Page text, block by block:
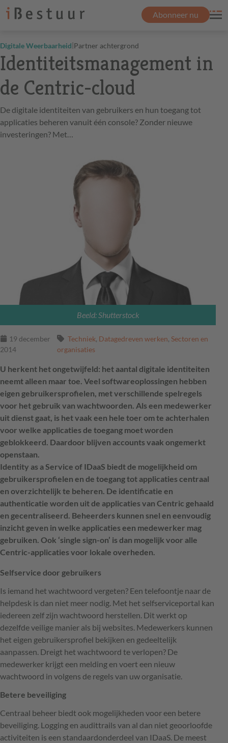
Abonneer nu
Digitale Weerbaarheid|Partner achtergrond
Identiteitsmanagement in
de Centric-cloud
De digitale identiteiten van gebruikers en hun toegang tot
applicaties beheren vanuit één console? Zonder nieuwe
investeringen? Met…
Beeld: Shutterstock
19 december
2014
Techniek, Datagedreven werken, Sectoren en
organisaties
U herkent het ongetwijfeld: het aantal digitale identiteiten
neemt alleen maar toe. Veel softwareoplossingen hebben
eigen gebruikersprofielen, met verschillende spelregels
voor het gebruik van wachtwoorden. Als een medewerker
uit dienst gaat, is het vaak een hele toer om te achterhalen
voor welke applicaties de toegang moet worden
geblokkeerd. Daardoor blijven accounts vaak ongemerkt
openstaan.
Identity as a Service of IDaaS biedt de mogelijkheid om
gebruikersprofielen en de toegang tot applicaties centraal
en overzichtelijk te beheren. De identificatie en
authenticatie worden uit de applicaties van Centric gehaald
en gecentraliseerd. Beheerders kunnen snel en eenvoudig
inzicht geven in welke applicaties een medewerker mag
gebruiken. Ook ‘single sign-on’ is dan mogelijk voor alle
Centric-applicaties voor lokale overheden.
Selfservice door gebruikers
Is iemand het wachtwoord vergeten? Een telefoontje naar de
helpdesk is dan niet meer nodig. Met het selfserviceportal kan
iedereen zelf zijn wachtwoord herstellen. Dit werkt op
dezelfde veilige manier als bij websites. Medewerkers kunnen
het eigen gebruikersprofiel bekijken en gedeeltelijk
aanpassen. Dreigt het wachtwoord te verlopen? De
medewerker krijgt een melding en voert een nieuw
wachtwoord in volgens de regels van uw organisatie.
Betere beveiliging
Centraal beheer biedt ook mogelijkheden voor een betere
beveiliging. Logging en audittrails van al dan niet geoorloofde
activiteiten is een standaardonderdeel van IDaaS. De meest